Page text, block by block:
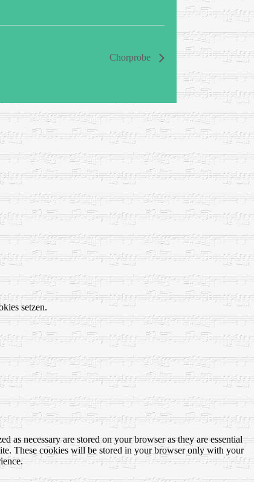
Chorprobe
setzen.
as necessary are stored on your browser as they are essential
These cookies will be stored in your browser only with your